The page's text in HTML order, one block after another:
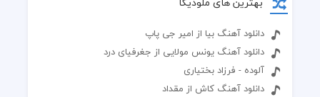
دانلود آهنگ بیا از امیر جی پاپ
دانلود آهنگ یونس مولایی از جغرفیای درد
آلوده - فرزاد بختیاری
دانلود آهنگ کاش از مقداد